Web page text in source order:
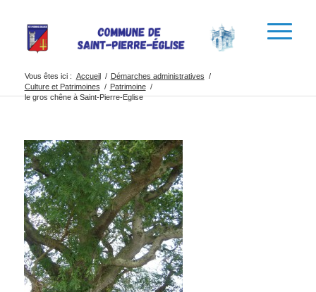
Vous êtes ici : Accueil / Démarches administratives /
Culture et Patrimoines / Patrimoine /
le gros chêne à Saint-Pierre-Eglise